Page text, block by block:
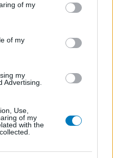
of my
of my
my
Advertising.
Use,
of my
with the
Want ik heb
niet verkrijgbaar